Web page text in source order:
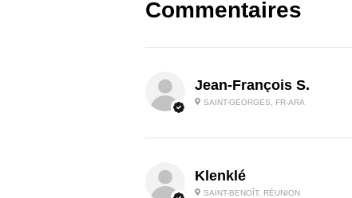
Commentaires
Jean-François S.
SAINT-GEORGES, FR-ARA
Klenklé
SAINT-BENOÎT, RÉUNION